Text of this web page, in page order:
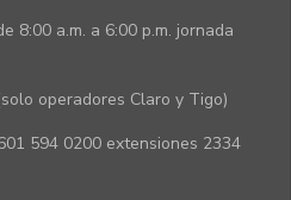
8:00 a.m. a 6:00 p.m. jornada
operadores Claro y Tigo)
594 0200 extensiones 2334